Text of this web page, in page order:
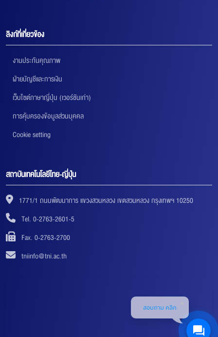
ลิงก์ที่เกี่ยวข้อง
งานประกันคุณภาพ
ฝ่ายบัญชีและการเงิน
เว็บไซต์ภาษาญี่ปุ่น (เวอร์ชันเก่า)
การคุ้มครองข้อมูลส่วนบุคคล
Cookie setting
สถาบันเทคโนโลยีไทย-ญี่ปุ่น
1771/1 ถนนพัฒนาการ แขวงสวนหลวง เขตสวนหลวง กรุงเทพฯ 10250
Tel. 0-2763-2601-5
Fax. 0-2763-2700
tniinfo@tni.ac.th
สอบถาม คลิก